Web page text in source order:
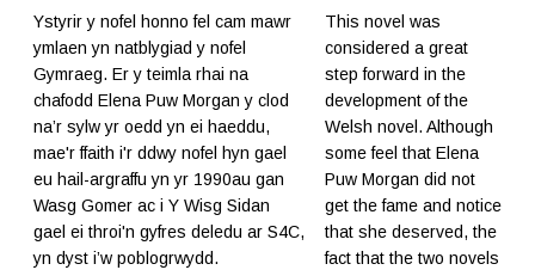
Ystyrir y nofel honno fel cam mawr
ymlaen yn natblygiad y nofel
Gymraeg. Er y teimla rhai na
chafodd Elena Puw Morgan y clod
na’r sylw yr oedd yn ei haeddu,
mae'r ffaith i'r ddwy nofel hyn gael
eu hail-argraffu yn yr 1990au gan
Wasg Gomer ac i Y Wisg Sidan
gael ei throi'n gyfres deledu ar S4C,
yn dyst i’w poblogrwydd.
This novel was
considered a great
step forward in the
development of the
Welsh novel. Although
some feel that Elena
Puw Morgan did not
get the fame and notice
that she deserved, the
fact that the two novels